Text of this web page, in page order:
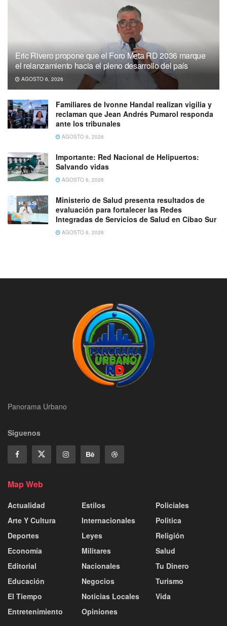
Eric Rivero propone que el Foro Meta RD 2036 marque
el relanzamiento hacia el pleno desarrollo del país
AGOSTO 6, 2026
Familiares de Ivonne Handal realizan vigilia y
reclaman que Jean Andrés Pumarol responda
ante los tribunales
AGOSTO 6, 2026
Importante: Red Nacional de Helipuertos:
Salvando vidas
AGOSTO 6, 2026
Ministerio de Salud presenta resultados de
evaluación para fortalecer las Redes
Integradas de Servicios de Salud en Cibao Sur
AGOSTO 6, 2026
Panorama Urbano
Siguenos
Map Web
Actualidad
Arte Y Cultura
Deportes
Economía
Editorial
Educación
El Tiempo
Entretenimiento
Estilos
Internacionales
Leyes
Militares
Nacionales
Negocios
Noticias Locales
Opiniones
Policiales
Politica
Religión
Salud
Tu Dinero
Turismo
Vida